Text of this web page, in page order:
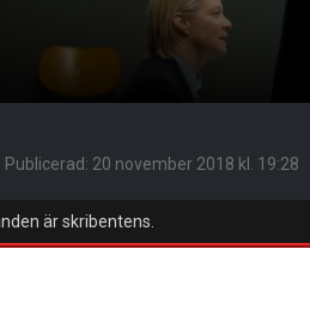
Publicerad: 20 november 2018 kl. 19:28
är skribentens.